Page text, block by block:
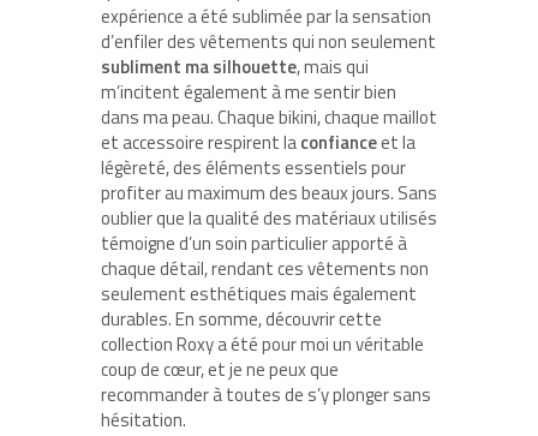
expérience a été sublimée par la sensation
d’enfiler des vêtements qui non seulement
subliment ma silhouette, mais qui
m’incitent également à me sentir bien
dans ma peau. Chaque bikini, chaque maillot
et accessoire respirent laconfianceet la
légèreté, des éléments essentiels pour
profiter au maximum des beaux jours. Sans
oublier que la qualité des matériaux utilisés
témoigne d’un soin particulier apporté à
chaque détail, rendant ces vêtements non
seulement esthétiques mais également
durables. En somme, découvrir cette
collection Roxy a été pour moi un véritable
coup de cœur, et je ne peux que
recommander à toutes de s’y plonger sans
hésitation.